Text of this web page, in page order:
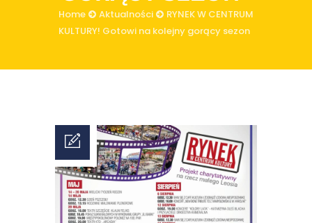
Home Aktualności
RYNEK W CENTRUM
KULTURY! Gotowi na kolejny gorący sezon